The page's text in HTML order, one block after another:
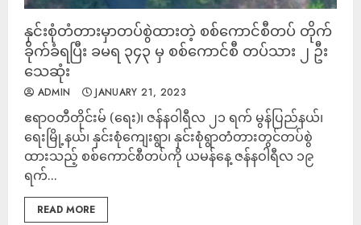
နှင်းစုံတံတားမှာတပ်စွဲထားတဲ့ စစ်ကောင်စီတပ် တိုက်
ခိုက်ခံရပြီး ခမရ ၃၄၃ မှ စစ်ကောင်စီ တပ်သား ၂ ဦး
သေဆုံး
ADMIN JANUARY 21, 2023
ဧရာဝတီတိုင်းမ် (ရေး)၊ ဇန်နဝါရီလ ၂၁ ရက် မွန်ပြည်နယ်၊
ရေးမြို့နယ်၊ နှင်းစုံကျေးရွာ၊ နှင်းစုံရွာတံတားတွင်တပ်စွဲ
ထားသည့် စစ်ကောင်စီတပ်ကို ယမန်နေ့ ဇန်နဝါရီလ ၁၉
ရက်...
READ MORE